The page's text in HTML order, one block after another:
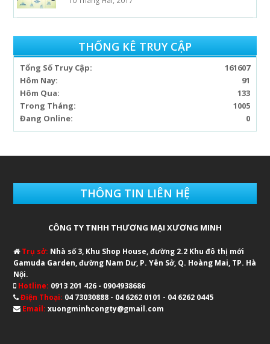
THỐNG KÊ TRUY CẬP
161607
Tổng Số Truy Cập:
91
Hôm Nay:
133
Hôm Qua:
1005
Trong Tháng:
0
Đang Online:
THÔNG TIN LIÊN HỆ
CÔNG TY TNHH THƯƠNG MẠI XƯƠNG MINH
Trụ sở: Nhà số 3, Khu Shop House, đường 2.2 Khu đô thị mới
Gamuda Garden, đường Nam Dư, P. Yên Sở, Q. Hoàng Mai, TP. Hà
Nội.
Hotline: 0913 201 426 - 0904938686
Điện Thoại: 04 73030888 - 04 6262 0101 - 04 6262 0445
Email: xuongminhcongty@gmail.com